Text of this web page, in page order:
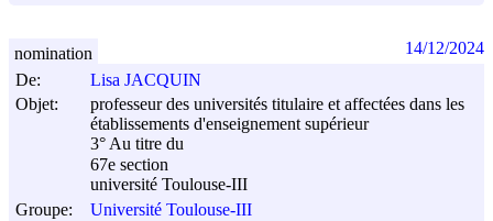
De:
Lisa JACQUIN
Objet:
professeur des universités titulaire et affectées dans les
établissements d'enseignement supérieur
3° Au titre du
67e section
université Toulouse-III
Groupe:
Université Toulouse-III
nomination 14/12/2024